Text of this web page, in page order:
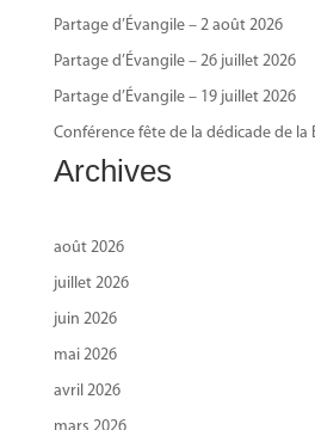
Partage d’Évangile – 2 août 2026
Partage d’Évangile – 26 juillet 2026
Partage d’Évangile – 19 juillet 2026
Conférence fête de la dédicade de la
Archives
août 2026
juillet 2026
juin 2026
mai 2026
avril 2026